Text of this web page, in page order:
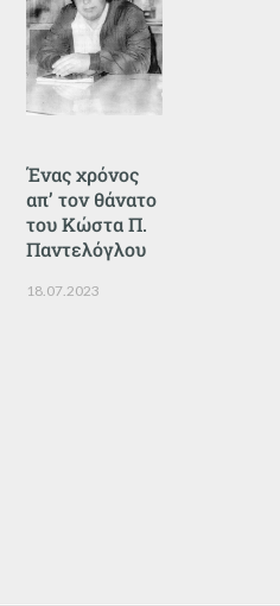
Ένας χρόνος
απ’ τον θάνατο
του Κώστα Π.
Παντελόγλου
18.07.2023